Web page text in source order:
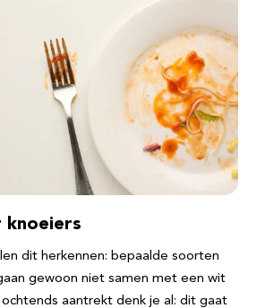
knoeiers
dit herkennen: bepaalde soorten
gewoon niet samen met een wit
ochtends aantrekt denk je al: dit gaat